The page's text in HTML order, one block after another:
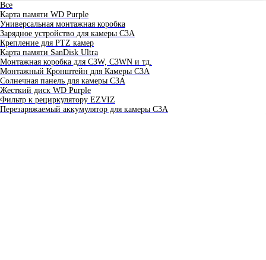
Все
Карта памяти WD Purple
Универсальная монтажная коробка
Зарядное устройство для камеры C3A
Крепление для PTZ камер
Карта памяти SanDisk Ultra
Монтажная коробка для С3W, C3WN и тд.
Монтажный Кронштейн для Камеры C3A
Солнечная панель для камеры C3A
Жесткий диск WD Purple
Фильтр к рециркулятору EZVIZ
Перезаряжаемый аккумулятор для камеры C3A